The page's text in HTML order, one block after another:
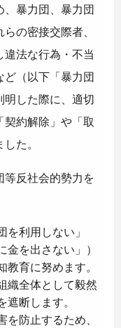
暴力団、暴力団
の密接交際者、
法な行為・不当
（以下「暴力団
した際に、適切
約解除」や「取
た。
反社会的勢力を
利用しない」
金を出さない」）
育に努めます。
織全体として毅然
断します。
防止するため、